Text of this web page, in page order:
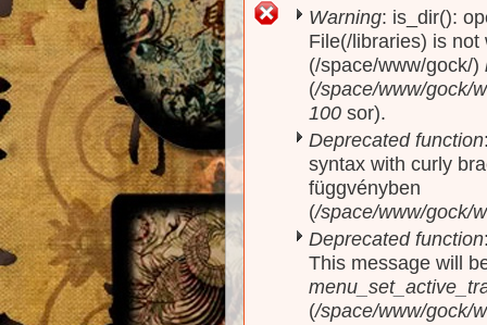
Hibaüzenet
Warning: is_dir():
File(/libraries) is
(/space/www/gock/)
(/space/www/gock/
100 sor).
Deprecated function
syntax with curly
függvényben
(/space/www/gock/
Deprecated function
This message will
(/space/www/gock/